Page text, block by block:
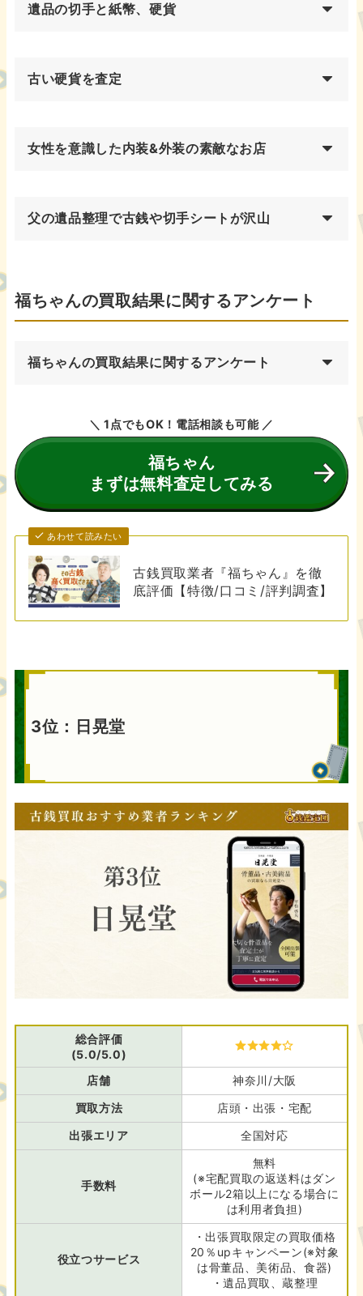
遺品の切手と紙幣、硬貨
古い硬貨を査定
女性を意識した内装&外装の素敵なお店
父の遺品整理で古銭や切手シートが沢山
福ちゃんの買取結果に関するアンケート
福ちゃんの買取結果に関するアンケート
＼ 1点でもOK！電話相談も可能 ／
福ちゃん
まずは無料査定してみる
あわせて読みたい
古銭買取業者『福ちゃん』を徹
底評価【特徴/口コミ/評判調査】
3位：日晃堂
総合評価
(5.0/5.0)
店舗
神奈川/大阪
買取方法
店頭・出張・宅配
出張エリア
全国対応
手数料
無料
(※宅配買取の返送料はダン
ボール2箱以上になる場合に
は利用者負担)
役立つサービス
・出張買取限定の買取価格
20％upキャンペーン(※対象
は骨董品、美術品、食器)
・遺品買取、蔵整理